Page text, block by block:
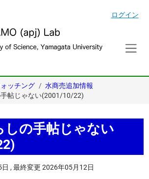
ログイン
ッチング
水商売追加情報
帖じゃない(2001/10/22)
しの手帖じゃない
,最終変更 2026年05月12日